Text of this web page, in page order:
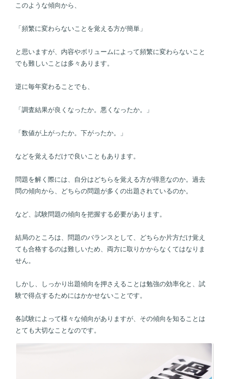
このような傾向から、
「頻繁に変わらないことを覚える方が簡単」
と思いますが、内容やボリュームによって頻繁に変わらないこと
でも難しいことは多々あります。
逆に毎年変わることでも、
「調査結果が良くなったか。悪くなったか。」
「数値が上がったか。下がったか。」
などを覚えるだけで良いこともあります。
問題を解く際には、自分はどちらを覚える方が得意なのか。過去
問の傾向から、どちらの問題が多くの出題されているのか。
など、試験問題の傾向を把握する必要があります。
結局のところは、問題のバランスとして、どちらか片方だけ覚え
ても合格するのは難しいため、両方に取りかからなくてはなりま
せん。
しかし、しっかり出題傾向を押さえることは勉強の効率化と、試
験で得点するためにはかかせないことです。
各試験によって様々な傾向がありますが、その傾向を知ることは
とても大切なことなのです。